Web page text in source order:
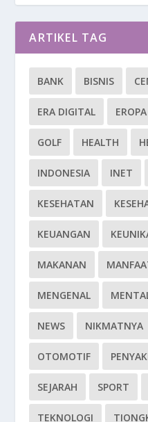
ARTIKEL TAG
BANK BISNIS
ERA DIGITAL EROPA
GOLF HEALTH
INDONESIA INET
KESEHATAN
KEUANGAN
MAKANAN
MENGENAL
NEWS NIKMATNYA
OTOMOTIF
SEJARAH SPORT
TEKNOLOGI